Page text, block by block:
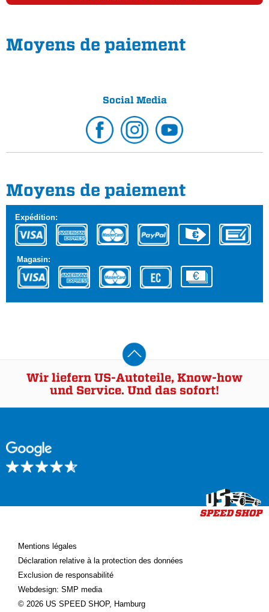
Moyens de paiement
Social Media
Moyens de paiement
Expédition:
Magasin:
Wir liefern US-Autoteile, Know-how
und Service. Und das sofort!
Mentions légales
Déclaration relative à la protection des données
Exclusion de responsabilité
Webdesign: SMP media
© 2026 US SPEED SHOP, Hamburg